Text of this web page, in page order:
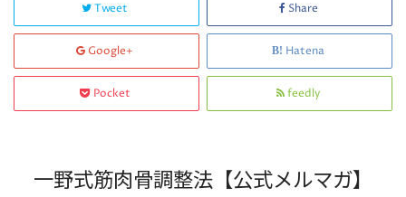
Tweet Share
Google+ Hatena
Pocket feedly
一野式筋肉骨調整法【公式メルマガ】